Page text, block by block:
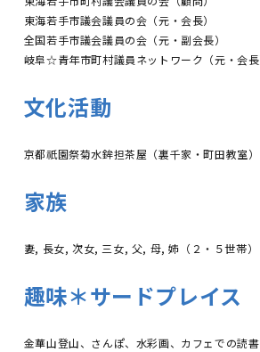
東海若手市議会議員の会（元・会長）
全国若手市議会議員の会（元・副会長）
岐阜☆青年市町村議員ネットワーク（元・会長
文化活動
京都祇園祭菊水鉾担茶屋（裏千家・町田教室）
家族
妻, 長女, 次女, 三女, 父, 母, 姉（２・５世帯）
趣味＊サードプレイス
金華山登山、さんぽ、水彩画、カフェでの読書